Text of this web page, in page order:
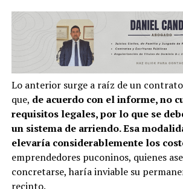
Lo anterior surge a raíz de un
que, de acuerdo con el informe, no
requisitos legales, por lo que se
un sistema de arriendo. Esa
elevaría considerablemente los
emprendedores puconinos, quienes
concretarse, haría inviable su
recinto.